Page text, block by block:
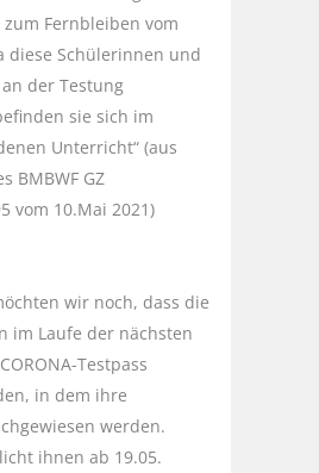
Fernbleiben vom
diese Schülerinnen und
der Testung
sie sich im
Unterricht“ (aus
BMBWF GZ
vom 10.Mai 2021)
wir noch, dass die
im Laufe der nächsten
Testpass
in dem ihre
werden.
ihnen ab 19.05.